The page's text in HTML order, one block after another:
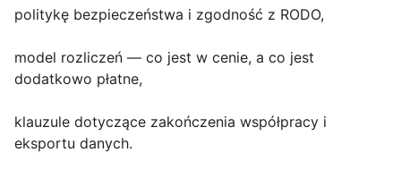
politykę bezpieczeństwa i zgodność z RODO,
model rozliczeń — co jest w cenie, a co jest
dodatkowo płatne,
klauzule dotyczące zakończenia współpracy i
eksportu danych.